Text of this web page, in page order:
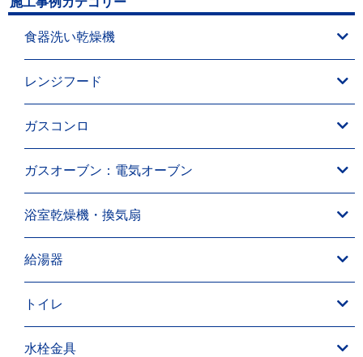
食器洗い乾燥機
レンジフード
ガスコンロ
ガスオーブン：電気オーブン
浴室乾燥機・換気扇
給湯器
トイレ
水栓金具